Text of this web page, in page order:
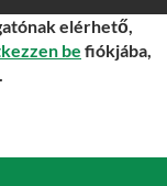
elérhető,
be fiókjába,